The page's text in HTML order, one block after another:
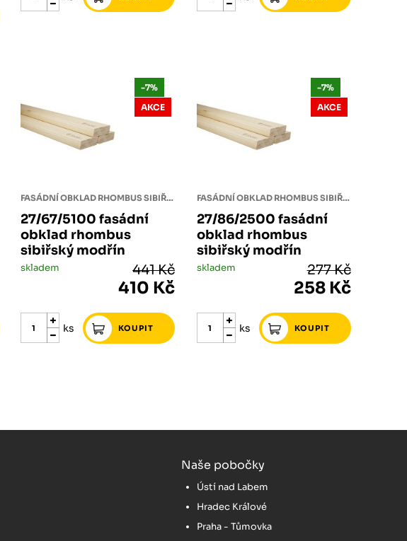
FASÁDNÍ OBKLAD RHOMBUS SIBIŘSKÝ MODŘÍN
27/67/5100 fasádní
obklad rhombus
sibiřský modřín
-7%
AKCE
skladem 441 Kč
410 Kč
ks
FASÁDNÍ OBKLAD RHOMBUS SIBIŘSKÝ MODŘÍN
27/86/2500 fasádní
obklad rhombus
sibiřský modřín
-7%
AKCE
skladem 277 Kč
258 Kč
ks
Naše pobočky
Ústí nad Labem
Hradec Králové
Praha - Tůmovka